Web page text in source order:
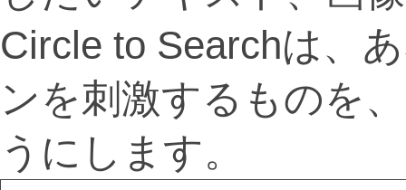
Circle to Searchは、
ンを刺激するものを
うにします。